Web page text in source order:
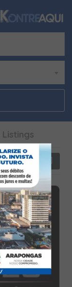
Listings